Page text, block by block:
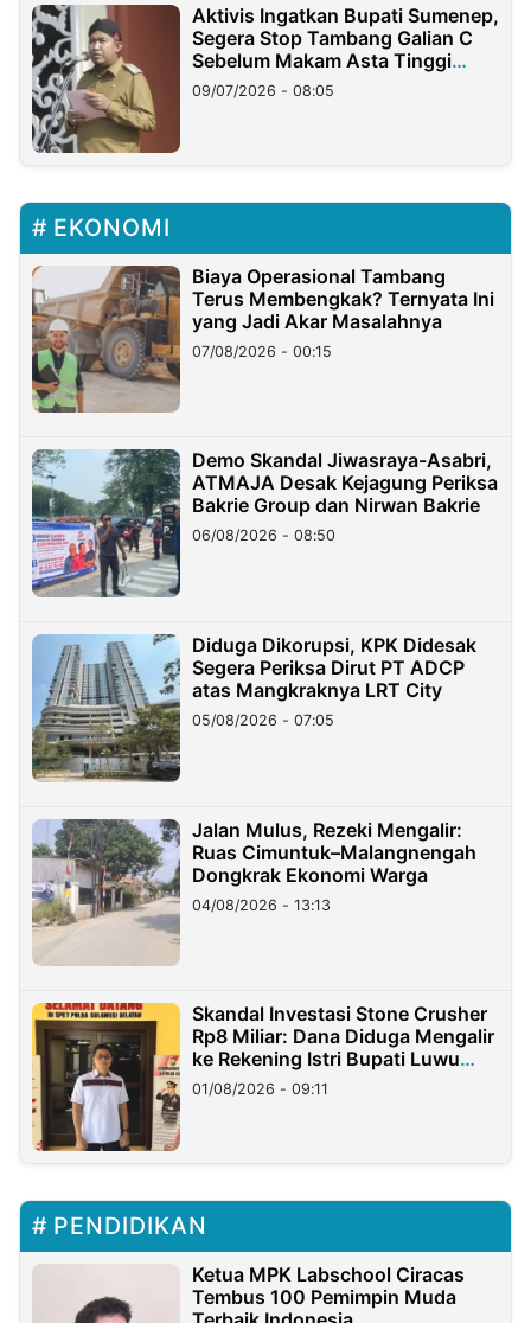
Aktivis Ingatkan Bupati Sumenep,
Segera Stop Tambang Galian C
Sebelum Makam Asta Tinggi
Longsor
09/07/2026 - 08:05
EKONOMI
Biaya Operasional Tambang
Terus Membengkak? Ternyata Ini
yang Jadi Akar Masalahnya
07/08/2026 - 00:15
Demo Skandal Jiwasraya-Asabri,
ATMAJA Desak Kejagung Periksa
Bakrie Group dan Nirwan Bakrie
06/08/2026 - 08:50
Diduga Dikorupsi, KPK Didesak
Segera Periksa Dirut PT ADCP
atas Mangkraknya LRT City
05/08/2026 - 07:05
Jalan Mulus, Rezeki Mengalir:
Ruas Cimuntuk–Malangnengah
Dongkrak Ekonomi Warga
04/08/2026 - 13:13
Skandal Investasi Stone Crusher
Rp8 Miliar: Dana Diduga Mengalir
ke Rekening Istri Bupati Luwu
Timur
01/08/2026 - 09:11
PENDIDIKAN
Ketua MPK Labschool Ciracas
Tembus 100 Pemimpin Muda